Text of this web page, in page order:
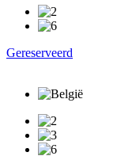
Gereserveerd